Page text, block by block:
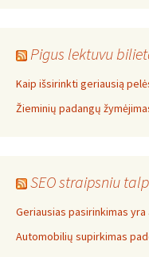
Pigus lektuvu
Kaip išsirinkti geriausią
Žieminių padangų
SEO straipsniu
Geriausias pasirinkimas
Automobilių supirkimas